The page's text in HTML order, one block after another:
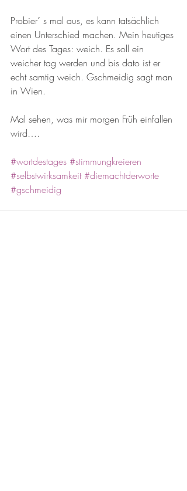
Probier´ s mal aus, es kann tatsächlich
einen Unterschied machen. Mein heutiges
Wort des Tages: weich. Es soll ein
weicher tag werden und bis dato ist er
echt samtig weich. Gschmeidig sagt man
in Wien.
Mal sehen, was mir morgen Früh einfallen
wird….
#wortdestages #stimmungkreieren
#selbstwirksamkeit #diemachtderworte
#gschmeidig